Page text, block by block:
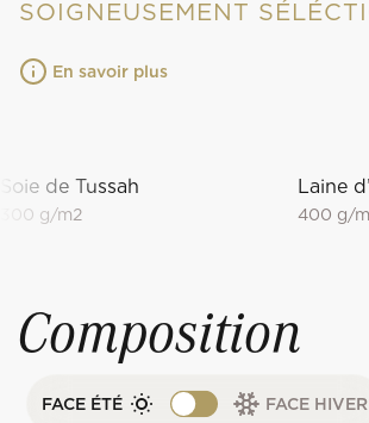
SOIGNEUSEMENT
En savoir plus
Soie de Tussah
300 g/m2
Laine
400 g/
Composition
FACE ÉTÉ FACE HIVER